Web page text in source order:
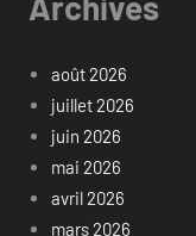
août 2026
juillet 2026
juin 2026
mai 2026
avril 2026
mars 2026